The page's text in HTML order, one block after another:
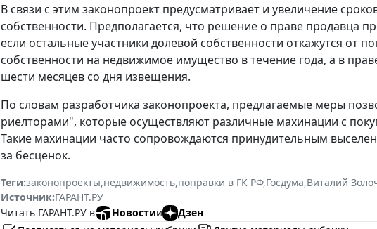
В связи с этим законопроект предусматривает и увеличение
собственности. Предполагается, что решение о праве продавца
если остальные участники долевой собственности откажутся от
собственности на недвижимое имущество в течение года, а в
шести месяцев со дня извещения.
По словам разработчика законопроекта, предлагаемые меры
риелторами", которые осуществляют различные махинации с
Такие махинации часто сопровождаются принудительным
за бесценок.
Теги:законопроекты,недвижимость,поправки в ГК РФ,Госдума,Виталий
Источник:ГАРАНТ.РУ
Читать ГАРАНТ.РУ в
Новостии
Дзен